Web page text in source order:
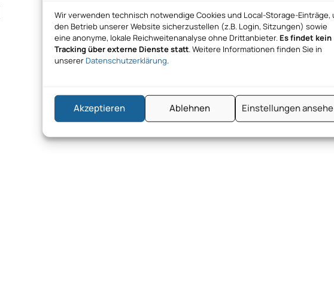
Wir verwenden technisch notwendige Cookies und Local-Storage-Einträge,
den Betrieb unserer Website sicherzustellen (z.B. Login, Sitzungen) sowie
eine anonyme, lokale Reichweitenanalyse ohne Drittanbieter. Es findet kein
Tracking über externe Dienste statt. Weitere Informationen finden Sie in
unserer Datenschutzerklärung.
Akzeptieren Ablehnen Einstellungen